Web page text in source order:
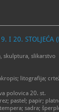
I 20. STOLJEĆA
skulptura, slikarstvo
litografija;
polovica 20. st.
pastel; papir;
sadra;